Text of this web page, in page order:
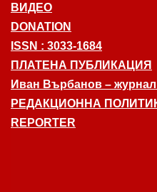
ВИДЕО
DONATION
ISSN : 3033-1684
ПЛАТЕНА ПУБЛИКАЦИЯ
Иван Върбанов –
РЕДАКЦИОННА
REPORTER